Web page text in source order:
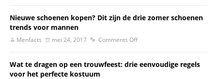
Nieuwe schoenen kopen? Dit zijn de drie zomer schoenen
trends voor mannen
Menfacts mei 24, 2017 Comments Off
Wat te dragen op een trouwfeest: drie eenvoudige regels
voor het perfecte kostuum